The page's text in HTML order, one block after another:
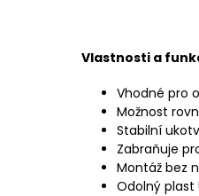
Vlastnosti a
Vhodné pro
Možnost
Stabilní
Zabraňuje
Montáž bez
Odolný plast